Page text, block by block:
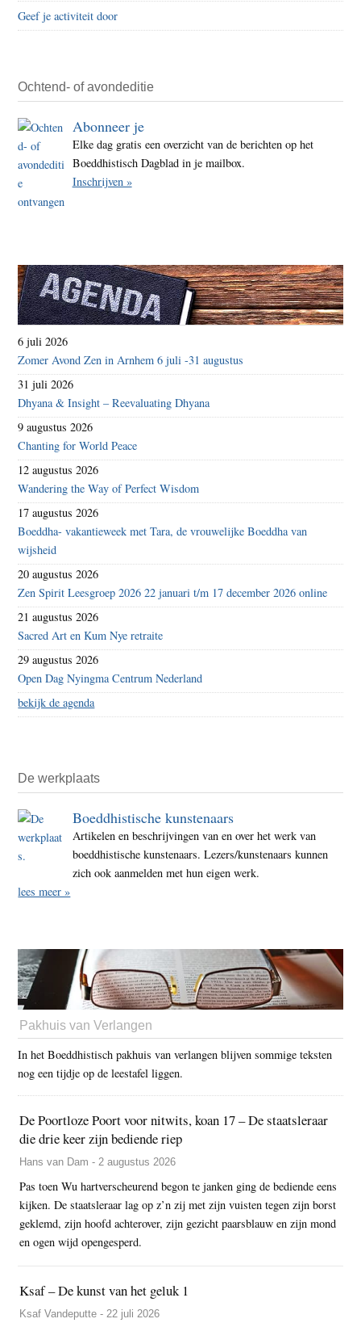
Geef je activiteit door
Ochtend- of avondeditie
Abonneer je
Elke dag gratis een overzicht van de berichten op het
Boeddhistisch Dagblad in je mailbox.
Inschrijven »
6 juli 2026
Zomer Avond Zen in Arnhem 6 juli -31 augustus
31 juli 2026
Dhyana & Insight – Reevaluating Dhyana
9 augustus 2026
Chanting for World Peace
12 augustus 2026
Wandering the Way of Perfect Wisdom
17 augustus 2026
Boeddha- vakantieweek met Tara, de vrouwelijke Boeddha van
wijsheid
20 augustus 2026
Zen Spirit Leesgroep 2026 22 januari t/m 17 december 2026 online
21 augustus 2026
Sacred Art en Kum Nye retraite
29 augustus 2026
Open Dag Nyingma Centrum Nederland
bekijk de agenda
De werkplaats
Boeddhistische kunstenaars
Artikelen en beschrijvingen van en over het werk van
boeddhistische kunstenaars. Lezers/kunstenaars kunnen
zich ook aanmelden met hun eigen werk.
lees meer »
Pakhuis van Verlangen
In het Boeddhistisch pakhuis van verlangen blijven sommige teksten
nog een tijdje op de leestafel liggen.
De Poortloze Poort voor nitwits, koan 17 – De staatsleraar
die drie keer zijn bediende riep
Hans van Dam - 2 augustus 2026
Pas toen Wu hartverscheurend begon te janken ging de bediende eens
kijken. De staatsleraar lag op z’n zij met zijn vuisten tegen zijn borst
geklemd, zijn hoofd achterover, zijn gezicht paarsblauw en zijn mond
en ogen wijd opengesperd.
Ksaf – De kunst van het geluk 1
Ksaf Vandeputte - 22 juli 2026